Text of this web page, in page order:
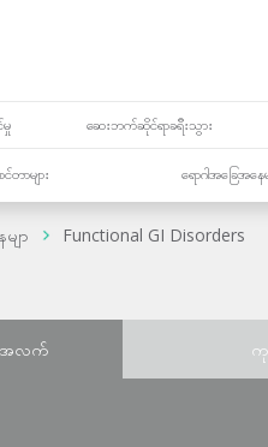
မှု ဆေးဘက်ဆိုင်ရာခရီးသွား
ာများ ရောဂါအခြေအနေ
ျာ Functional GI Disorders
အလက်